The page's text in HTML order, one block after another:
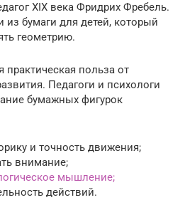
XIX века Фридрих Фребель.
из бумаги для детей, который
геометрию.
практическая польза от
Педагоги и психологи
бумажных фигурок
и точность движения;
внимание;
мышление;
действий.